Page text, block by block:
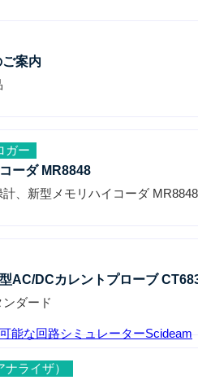
能な回路シミュレーターScideam
案内
ガー
ーダ MR8848
、新型メモリハイコーダ
AC/DCカレントプローブ
ダード
ライザ）